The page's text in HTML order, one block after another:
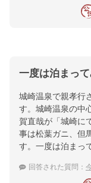
一度は泊まって
城崎温泉で親孝行
す。城崎温泉の中
賀直哉が「城崎に
事は松葉ガニ、但
す。一度は泊まっ
回答された質問： 今